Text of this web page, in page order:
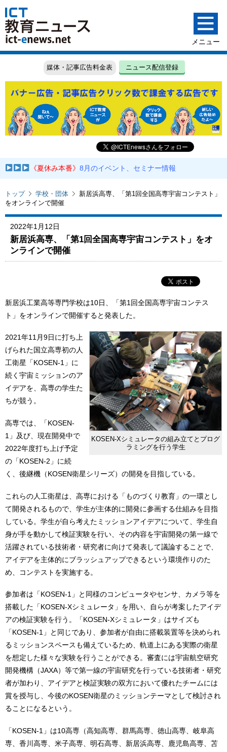
媒体・記事広告料金表 ニュース配信登録
《夏休み本番》8月のイベント、セミナー情報
トップ 学校・団体
新居浜高専、「第1回全国高専宇宙コンテスト」
をオンラインで開催
2022年1月12日
新居浜高専、「第1回全国高専宇宙コンテスト」をオ
ンラインで開催
新居浜工業高等専門学校は10日、「第1回全国高専宇宙コンテス
ト」をオンラインで開催すると発表した。
KOSEN-Xシミュレータの組み立てとプログ
ラミングを行う学生
2021年11月9日に打ち上
げられた国立高専初の人
工衛星「KOSEN-1」に
続く宇宙ミッションのア
イデアを、高専の学生た
ちが競う。
高専では、「KOSEN-
1」及び、現在開発中で
2022年度打ち上げ予定
の「KOSEN-2」に続
く、後継機（KOSEN衛星シリーズ）の開発を目指している。
これらの人工衛星は、高専における「ものづくり教育」の一環とし
て開発されるもので、学生が主体的に開発に参画する仕組みを目指
している。学生が自ら考えたミッションアイデアについて、学生自
身が手を動かして検証実験を行い、その内容を宇宙開発の第一線で
活躍されている技術者・研究者に向けて発表して議論することで、
アイデアを主体的にブラッシュアップできるという環境作りのた
め、コンテストを実施する。
参加者は「KOSEN-1」と同様のコンピュータやセンサ、カメラ等を
搭載した「KOSEN-Xシミュレータ」を用い、自らが考案したアイデ
アの検証実験を行う。「KOSEN-Xシミュレータ」はサイズも
「KOSEN-1」と同じであり、参加者が自由に搭載装置等を決められ
るミッションスペースも備えているため、軌道上にある実際の衛星
を想定した様々な実験を行うことができる。審査には宇宙航空研究
開発機構（JAXA）等で第一線の宇宙研究を行っている技術者・研究
者が加わり、アイデアと検証実験の双方において優れたチームには
賞を授与し、今後のKOSEN衛星のミッションテーマとして検討され
ることになるという。
「KOSEN-1」は10高専（高知高専、群馬高専、徳山高専、岐阜高
専、香川高専、米子高専、明石高専、新居浜高専、鹿児島高専、苫